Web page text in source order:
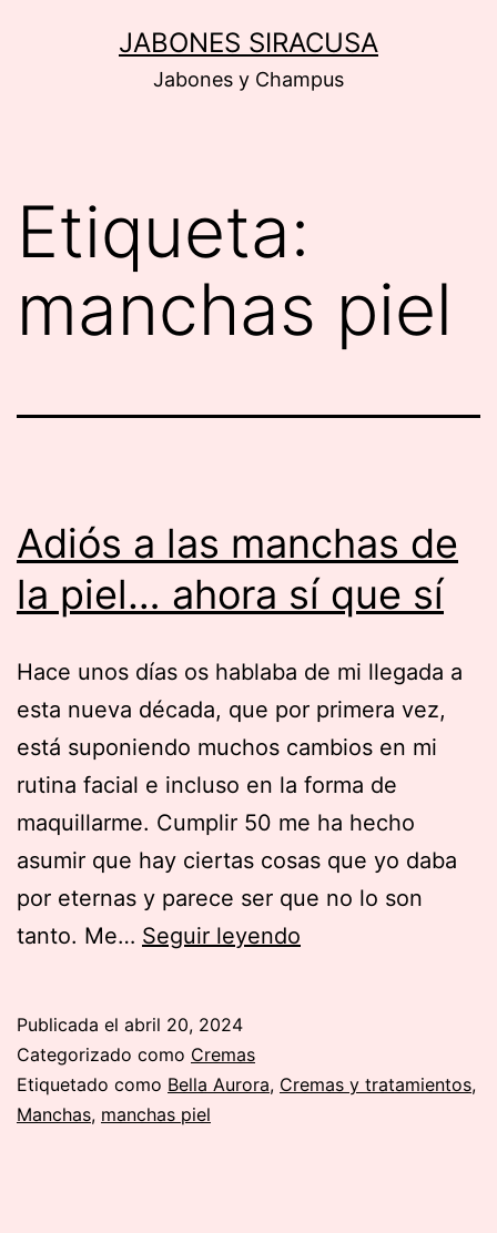
JABONES SIRACUSA
Jabones y Champus
Etiqueta:
manchas piel
Adiós a las manchas de
la piel… ahora sí que sí
Hace unos días os hablaba de mi llegada a
esta nueva década, que por primera vez,
está suponiendo muchos cambios en mi
rutina facial e incluso en la forma de
maquillarme. Cumplir 50 me ha hecho
asumir que hay ciertas cosas que yo daba
por eternas y parece ser que no lo son
tanto. Me… Seguir leyendo
de
Publicada el abril 20, 2024
Categorizado como Cremas
Etiquetado como Bella Aurora, Cremas y tratamientos,
Manchas, manchas piel